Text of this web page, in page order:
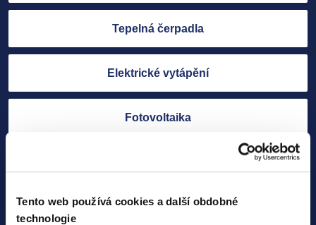
Tento web používá cookies a další obdobné
technologie
Tepelná čerpadla
Elektrické vytápění
Fotovoltaika